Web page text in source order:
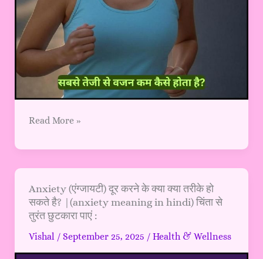
किसी
नुकसान
प्राकृतिक
तरीके
Read More »
Anxiety (एंग्जायटी) दूर करने के क्या क्या तरीके हो
सकते है? |(anxiety meaning in hindi) चिंता से
तुरंत छुटकारा पाएं :
Vishal / September 25, 2025 / Health & Wellness
Anxiety
(एंग्जायटी)
दूर
करने